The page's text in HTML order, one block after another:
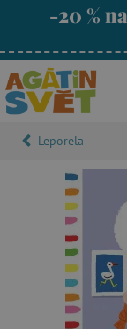
-20 %
Leporela